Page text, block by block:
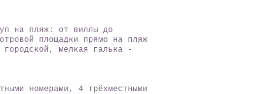
на пляж: от виллы до
площадки прямо на пляж
городской, мелкая галька -
номерами, 4 трёхместными